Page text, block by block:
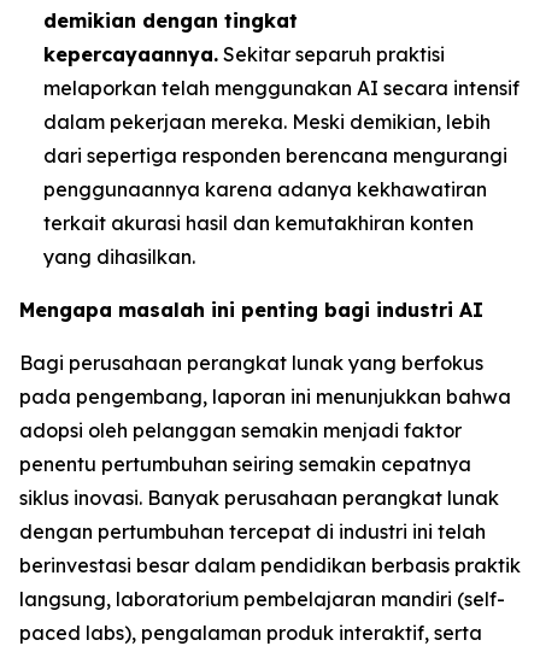
demikian dengan tingkat
kepercayaannya. Sekitar separuh praktisi
melaporkan telah menggunakan AI secara intensif
dalam pekerjaan mereka. Meski demikian, lebih
dari sepertiga responden berencana mengurangi
penggunaannya karena adanya kekhawatiran
terkait akurasi hasil dan kemutakhiran konten
yang dihasilkan.
Mengapa masalah ini penting bagi industri AI
Bagi perusahaan perangkat lunak yang berfokus
pada pengembang, laporan ini menunjukkan bahwa
adopsi oleh pelanggan semakin menjadi faktor
penentu pertumbuhan seiring semakin cepatnya
siklus inovasi. Banyak perusahaan perangkat lunak
dengan pertumbuhan tercepat di industri ini telah
berinvestasi besar dalam pendidikan berbasis praktik
langsung, laboratorium pembelajaran mandiri (self-
paced labs), pengalaman produk interaktif, serta